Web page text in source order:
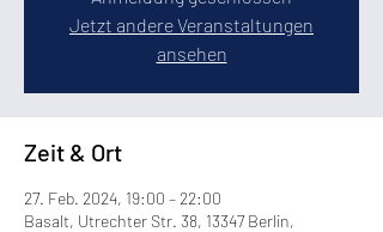
Jetzt andere Veranstaltungen
ansehen
Zeit & Ort
27. Feb. 2024, 19:00 – 22:00
Basalt, Utrechter Str. 38, 13347 Berlin,